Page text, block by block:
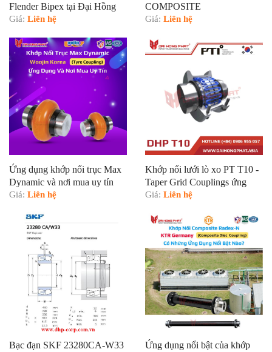
Flender Bipex tại Đại Hồng
Phát
Giá: Liên hệ
COMPOSITE
Giá: Liên hệ
Ứng dụng khớp nối trục Max
Dynamic và nơi mua uy tín
Giá: Liên hệ
Khớp nối lưới lò xo PT T10 -
Taper Grid Couplings ứng
dụng trong nhà máy thủy điện
Giá: Liên hệ
Bạc đạn SKF 23280CA-W33
Ứng dụng nổi bật của khớp